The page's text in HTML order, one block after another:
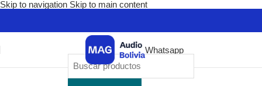
Skip to navigation Skip to main content
Whatsapp